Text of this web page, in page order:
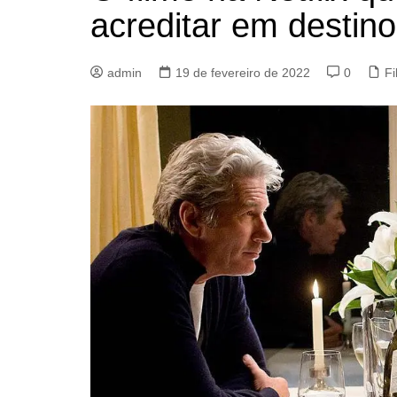
acreditar em destino
admin 19 de fevereiro de 2022 0